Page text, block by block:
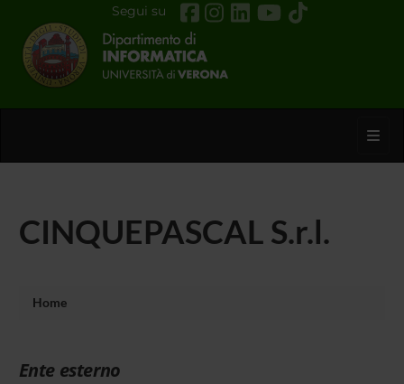
Segui su
CINQUEPASCAL S.r.l.
Home
Ente esterno